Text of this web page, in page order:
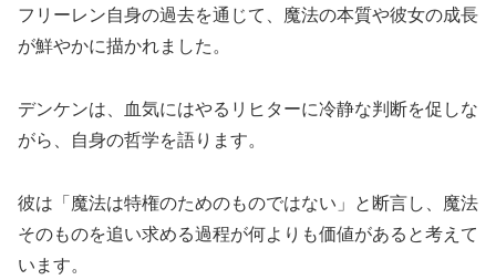
フリーレン自身の過去を通じて、魔法の本質や彼女の成長
が鮮やかに描かれました。
デンケンは、血気にはやるリヒターに冷静な判断を促しな
がら、自身の哲学を語ります。
彼は「魔法は特権のためのものではない」と断言し、魔法
そのものを追い求める過程が何よりも価値があると考えて
います。